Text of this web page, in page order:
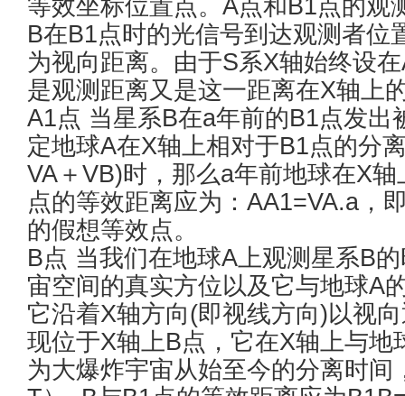
等效坐标位置点。A点和B1点的观
B在B1点时的光信号到达观测者位
为视向距离。由于S系X轴始终设
是观测距离又是这一距离在X轴上
A1点 当星系B在a年前的B1点发出
定地球A在X轴上相对于B1点的分
VA＋VB)时，那么a年前地球在X
点的等效距离应为：AA1=VA.a，
的假想等效点。
B点 当我们在地球A上观测星系B
宙空间的真实方位以及它与地球A
它沿着X轴方向(即视线方向)以视
现位于X轴上B点，它在X轴上与
为大爆炸宇宙从始至今的分离时